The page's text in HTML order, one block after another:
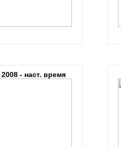
2008 - наст. время